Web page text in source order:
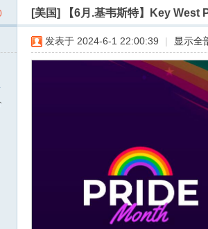
[美国] 【6月.基韦斯特】Key West
发表于 2024-6-1 22:00:39 | 显示全